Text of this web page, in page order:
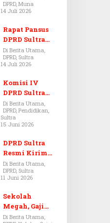
Dugaan Jual
Beli Tanah
Bermasalah di
Muna
DPRD, Muna
14 Juli 2026
Rapat Pansus
DPRD Sultra
Diskors Dua
Kali Akibat
Ketidakhadira
n Pj Sekda
Di Berita Utama,
DPRD, Sultra
14 Juli 2026
Komisi IV
DPRD Sultra
Kawal Hak
Guru,
Rencanakan
Pendidikan
Di Berita Utama,
DPRD, Pendidikan,
Sultra
15 Juni 2026
DPRD Sultra
Resmi Kirim
Aspirasi Tolak
Peraturan
BPOM No. 5
Tahun 2026 ke
Komisi IX DPR
Di Berita Utama,
DPRD, Sultra
11 Juni 2026
Sekolah
Megah, Gaji
Guru Berdarah-
Di Berita Utama,